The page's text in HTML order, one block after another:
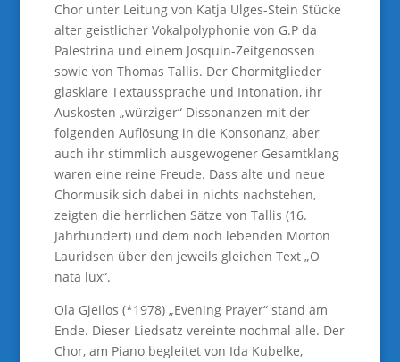
Chor unter Leitung von Katja Ulges-Stein Stücke
alter geistlicher Vokalpolyphonie von G.P da
Palestrina und einem Josquin-Zeitgenossen
sowie von Thomas Tallis. Der Chormitglieder
glasklare Textaussprache und Intonation, ihr
Auskosten „würziger“ Dissonanzen mit der
folgenden Auflösung in die Konsonanz, aber
auch ihr stimmlich ausgewogener Gesamtklang
waren eine reine Freude. Dass alte und neue
Chormusik sich dabei in nichts nachstehen,
zeigten die herrlichen Sätze von Tallis (16.
Jahrhundert) und dem noch lebenden Morton
Lauridsen über den jeweils gleichen Text „O
nata lux“.
Ola Gjeilos (*1978) „Evening Prayer“ stand am
Ende. Dieser Liedsatz vereinte nochmal alle. Der
Chor, am Piano begleitet von Ida Kubelke,